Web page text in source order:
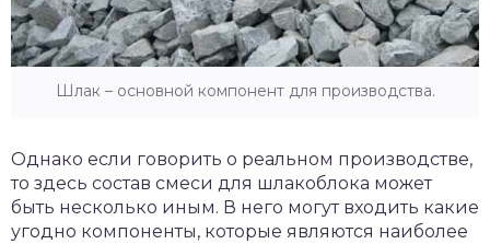
Шлак – основной компонент для производства.
Однако если говорить о реальном производстве,
то здесь состав смеси для шлакоблока может
быть несколько иным. В него могут входить какие
угодно компоненты, которые являются наиболее